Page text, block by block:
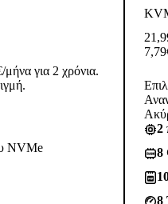
για 2 χρόνια.
NVMe
7,79
2
8
8